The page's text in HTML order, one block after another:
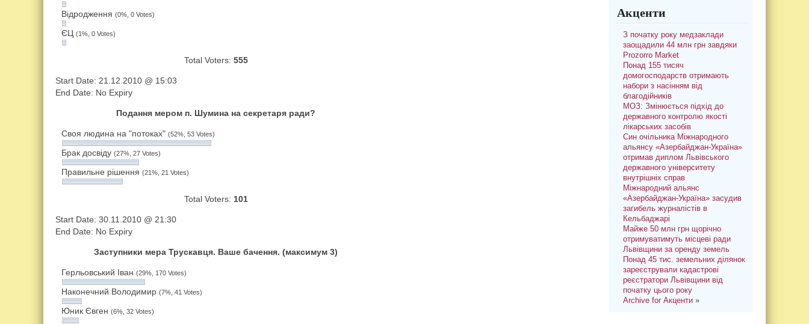
Відродження (0%, 0 Votes)
ЄЦ (1%, 0 Votes)
Total Vot­ers: 555
Start Date: 21.12.2010 @ 15:03
End Date: No Ex­pi­ry
Подання мером п. Шумина на секретаря ради?
Своя людина на "потоках" (52%, 53 Votes)
Брак досвіду (27%, 27 Votes)
Правильне рішення (21%, 21 Votes)
Total Vot­ers: 101
Start Date: 30.11.2010 @ 21:30
End Date: No Ex­pi­ry
Заступники мера Трускавця. Ваше бачення. (максимум 3)
Герльовський Іван (29%, 170 Votes)
Наконечний Володимир (7%, 41 Votes)
Юник Євген (6%, 32 Votes)
Акценти
З початку року медзаклади
заощадили 44 млн грн завдяки
Prozorro Market
Понад 155 тисяч
домогосподарств отримають
набори з насінням від
благодійників
МОЗ: Змінюється підхід до
державного контролю якості
лікарських засобів
Син очільника Міжнародного
альянсу «Азербайджан-Україна»
отримав диплом Львівського
державного університету
внутрішніх справ
Міжнародний альянс
«Азербайджан-Україна» засудив
загибель журналістів в
Кельбаджарі
Майже 50 млн грн щорічно
отримуватимуть місцеві ради
Львівщини за оренду земель
Понад 45 тис. земельних ділянок
зареєстрували кадастрові
реєстратори Львівщини від
початку цього року
Archive for Акценти»